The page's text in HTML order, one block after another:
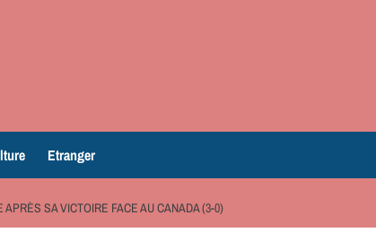
Etranger
SA VICTOIRE FACE AU CANADA (3-0)